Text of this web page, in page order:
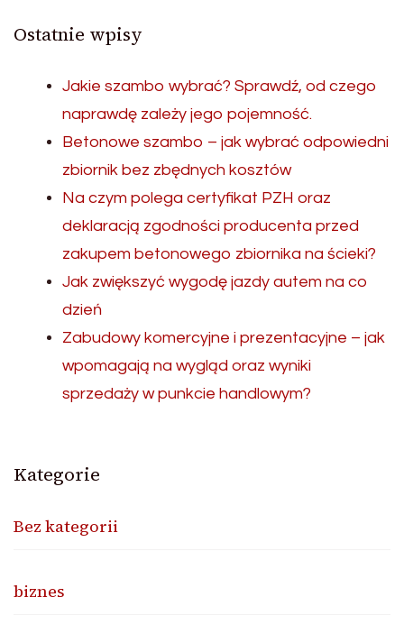
Ostatnie wpisy
Jakie szambo wybrać? Sprawdź, od czego
naprawdę zależy jego pojemność.
Betonowe szambo – jak wybrać odpowiedni
zbiornik bez zbędnych kosztów
Na czym polega certyfikat PZH oraz
deklaracją zgodności producenta przed
zakupem betonowego zbiornika na ścieki?
Jak zwiększyć wygodę jazdy autem na co
dzień
Zabudowy komercyjne i prezentacyjne – jak
wpomagają na wygląd oraz wyniki
sprzedaży w punkcie handlowym?
Kategorie
Bez kategorii
biznes